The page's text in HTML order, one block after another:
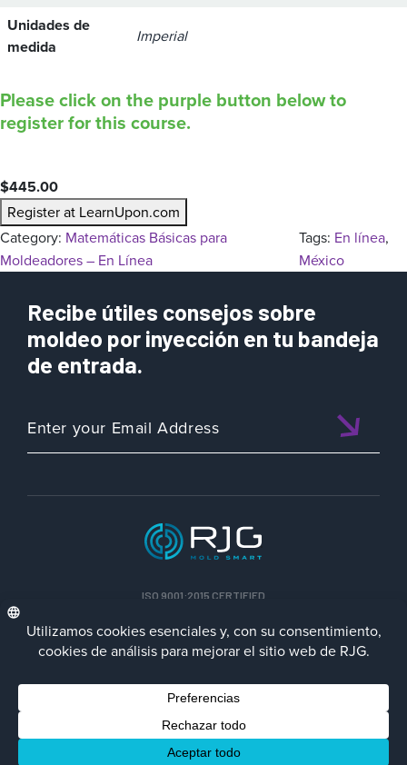
Unidades de
medida
Imperial
Please click on the purple button below to
register for this course.
$445.00
Register at LearnUpon.com
Category: Matemáticas Básicas para
Moldeadores – En Línea
Tags: En línea
México
Recibe útiles consejos sobre
moldeo por inyección en tu bandeja
de entrada.
ISO 9001:2015 CERTIFIED
© 2023 RJG Inc.
Política de privacidad Terms/Impressum
Facebook
LinkedIn